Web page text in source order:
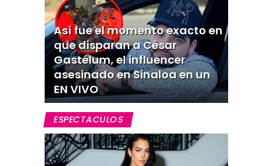
Así fue el momento exacto en
que disparan a César
Gastélum, el influencer
asesinado en Sinaloa en un
EN VIVO
ESPECTACULOS